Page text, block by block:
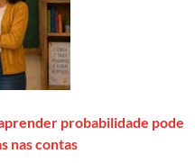
probabilidade pode
nas contas